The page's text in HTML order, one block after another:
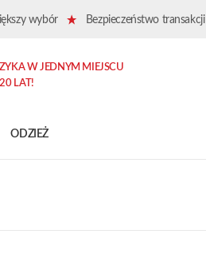
wybór Bezpieczeństwo transakcji
ODZIEŻ
W JEDNYM MIEJSCU
LAT!